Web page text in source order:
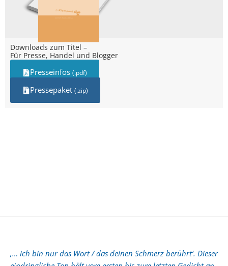
Downloads zum Titel –
Für Presse, Handel und Blogger
Presseinfos (.pdf)
Pressepaket (.zip)
‚… ich bin nur das Wort / das deinen Schmerz berührt‘. Dieser